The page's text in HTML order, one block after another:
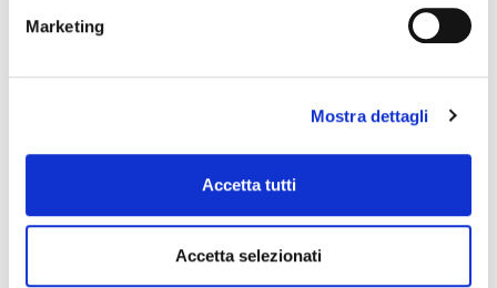
Marketing
Mostra dettagli
Accetta tutti
Accetta selezionati